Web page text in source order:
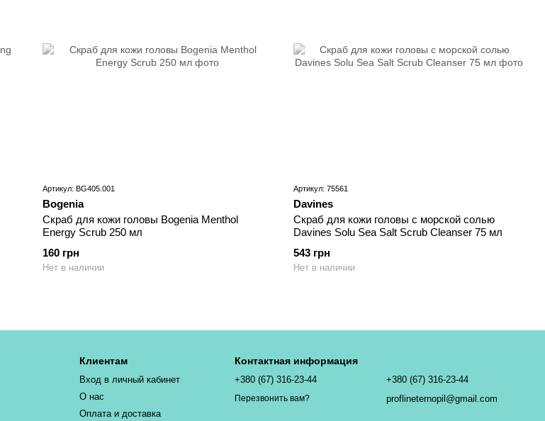
Артикул: BG405.001
Bogenia
Скраб для кожи головы Bogenia Menthol
Energy Scrub 250 мл
160 грн
Нет в наличии
Артикул: 75561
Davines
Скраб для кожи головы с морской солью
Davines Solu Sea Salt Scrub Cleanser 75 мл
543 грн
Нет в наличии
Клиентам
Вход в личный кабинет
О нас
Оплата и доставка
Контактная информация
+380 (67) 316-23-44
Перезвонить вам?
+380 (67) 316-23-44
proflineternopil@gmail.com